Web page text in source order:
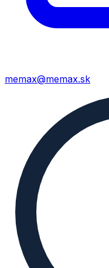
memax@memax.sk